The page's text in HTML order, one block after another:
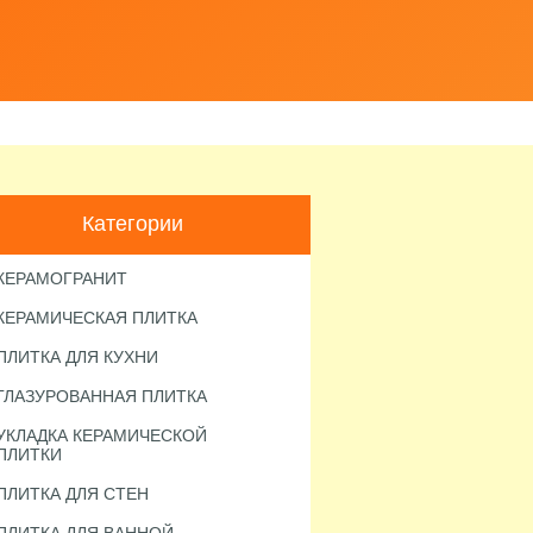
Категории
ПЛИТКА
ДЛЯ КУХНИ
ПЛИТКА
КЕРАМИЧЕСКОЙ
ДЛЯ СТЕН